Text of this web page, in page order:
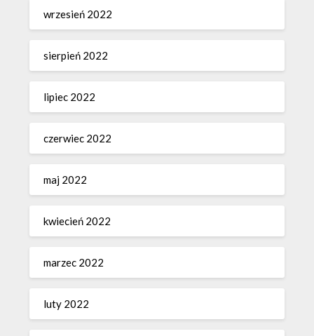
wrzesień 2022
sierpień 2022
lipiec 2022
czerwiec 2022
maj 2022
kwiecień 2022
marzec 2022
luty 2022